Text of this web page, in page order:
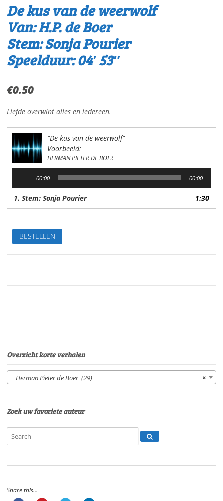
De kus van de weerwolf
Van: H.P. de Boer
Stem: Sonja Pourier
Speelduur: 04′ 53″
€0.50
Liefde overwint alles en iedereen.
“De kus van de weerwolf”
Voorbeeld:
HERMAN PIETER DE BOER
00:00 00:00
1. Stem: Sonja Pourier 1:30
De
kus
van
H.P.
aantal
BESTELLEN
Overzicht korte verhalen
×
Herman Pieter de Boer (29)
Zoek uw favoriete auteur
Share this...